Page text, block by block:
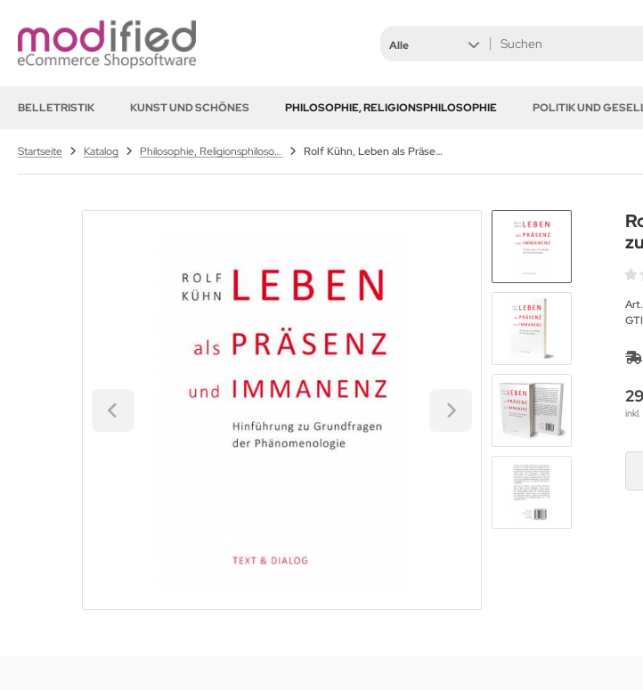
Alle
BELLETRISTIK KUNST UND SCHÖNES PHILOSOPHIE, RELIGIONSPHILOSOPHIE POLITIK UND
Startseite Katalog Philosophie, Religionsphilosophie Rolf Kühn, Leben als Präsenz und Immanenz. Hinführung zu Grundfragen der Phänomenologie
inkl.